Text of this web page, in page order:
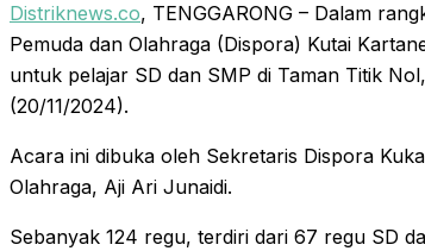
Distriknews.co, TENGGARONG – Dalam
Pemuda dan Olahraga (Dispora) Kutai
untuk pelajar SD dan SMP di Taman Titik
(20/11/2024).
Acara ini dibuka oleh Sekretaris Dispora
Olahraga, Aji Ari Junaidi.
Sebanyak 124 regu, terdiri dari 67 regu SD